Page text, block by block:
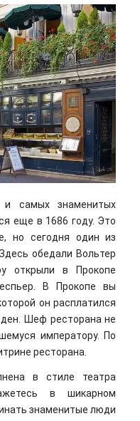
самых знаменитых
еще в 1686 году. Это
но сегодня один из
обедали Вольтер
открыли в Прокопе
В Прокопе вы
он расплатился
Шеф ресторана не
императору. По
ресторана.
в стиле театра
в шикарном
знаменитые люди